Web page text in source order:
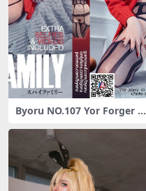
Byoru NO.107 Yor Forger [4